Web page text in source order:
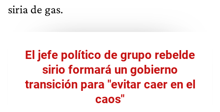
siria de gas.
El jefe político de grupo rebelde
sirio formará un gobierno
transición para "evitar caer en el
caos"